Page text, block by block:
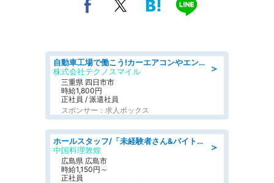
＞
自動車工場で働こう!カーエアコンやエンジンの製造・加工業務/寮完備 denso aichi
株式会社テクノスマイル
三重県 四日市市
時給1,800円
正社員 / 派遣社員
スポンサー：求人ボックス
＞
ホールスタッフ/「未経験者さん&バイトデビューも大歓迎」残業ほぼなし×1日3時間〜勤務OK!フォロー体制も充実/広島県/広島市南区
中国料理敦煌
広島県 広島市
時給1,150円～
正社員